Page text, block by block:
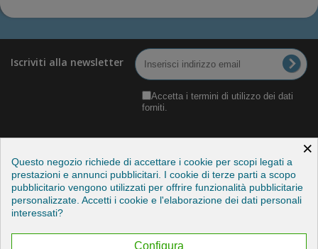
Iscriviti alla newsletter
Accetta i termini di utilizzo dei dati
forniti.
Categorie
Informazioni
×
Questo negozio richiede di accettare i cookie per scopi legati a
prestazioni e annunci pubblicitari. I cookie di terze parti a scopo
pubblicitario vengono utilizzati per offrire funzionalità pubblicitarie
personalizzate. Accetti i cookie e l'elaborazione dei dati personali
interessati?
Configura